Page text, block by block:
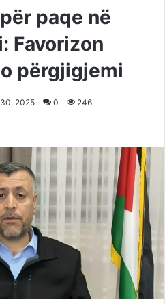
paqe në
Favorizon
përgjigjemi
2025 0 246